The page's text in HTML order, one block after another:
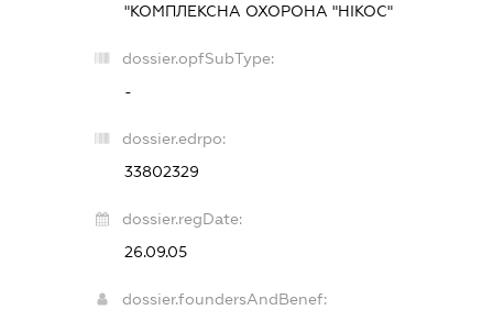
"КОМПЛЕКСНА ОХОРОНА "НІКОС"
dossier.opfSubType:
-
dossier.edrpo:
33802329
dossier.regDate:
26.09.05
dossier.foundersAndBenef: